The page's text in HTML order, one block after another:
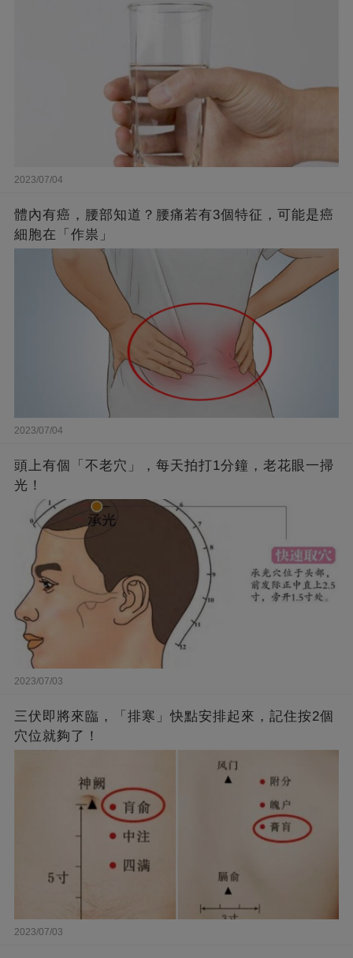
2023/07/04
體內有癌，腰部知道？腰痛若有3個特征，可能是癌
細胞在「作祟」
2023/07/04
頭上有個「不老穴」，每天拍打1分鐘，老花眼一掃
光！
2023/07/03
三伏即將來臨，「排寒」快點安排起來，記住按2個
穴位就夠了！
2023/07/03